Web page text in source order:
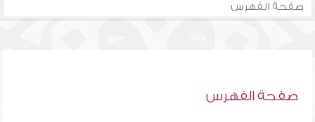
صفحة الفهرس
صفحة الفهرس